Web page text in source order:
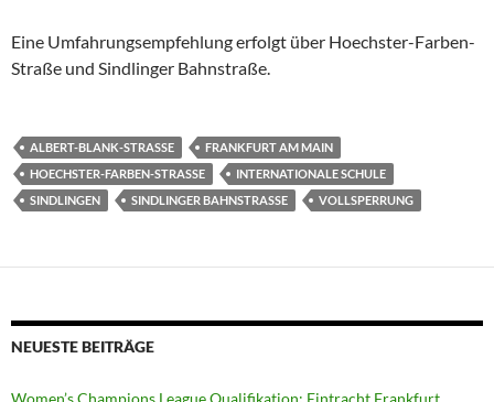
Eine Umfahrungsempfehlung erfolgt über Hoechster-Farben-
Straße und Sindlinger Bahnstraße.
ALBERT-BLANK-STRASSE
FRANKFURT AM MAIN
HOECHSTER-FARBEN-STRASSE
INTERNATIONALE SCHULE
SINDLINGEN
SINDLINGER BAHNSTRASSE VOLLSPERRUNG
NEUESTE BEITRÄGE
Women’s Champions League Qualifikation: Eintracht Frankfurt